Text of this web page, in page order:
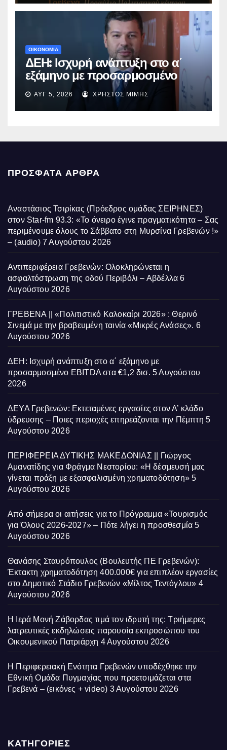
ΟΙΚΟΝΟΜΙΑ
ΔΕΗ: Ισχυρή ανάπτυξη στο α΄
εξάμηνο με προσαρμοσμένο
EBITDA στα €1,2 δισ.
ΑΥΓ 5, 2026 ΧΡΉΣΤΟΣ ΜΊΜΗΣ
ΠΡΌΣΦΑΤΑ ΆΡΘΡΑ
Αναστάσιος Τσιρίκας (Πρόεδρος ομάδας ΣΕΙΡΗΝΕΣ)
στον Star-fm 93.3: «Το όνειρο έγινε πραγματικότητα – Σας
περιμένουμε όλους το Σάββατο στη Μυρσίνα Γρεβενών !»
– (audio) 7 Αυγούστου 2026
Αντιπεριφέρεια Γρεβενών: Ολοκληρώνεται η
ασφαλτόστρωση της οδού Περιβόλι – Αβδέλλα 6
Αυγούστου 2026
ΓΡΕΒΕΝΑ || «Πολιτιστικό Καλοκαίρι 2026» : Θερινό
Σινεμά με την βραβευμένη ταινία «Μικρές Ανάσες». 6
Αυγούστου 2026
ΔΕΗ: Ισχυρή ανάπτυξη στο α΄ εξάμηνο με
προσαρμοσμένο EBITDA στα €1,2 δισ. 5 Αυγούστου
2026
ΔΕΥΑ Γρεβενών: Εκτεταμένες εργασίες στον Α’ κλάδο
ύδρευσης – Ποιες περιοχές επηρεάζονται την Πέμπτη 5
Αυγούστου 2026
ΠΕΡΙΦΕΡΕΙΑ ΔΥΤΙΚΗΣ ΜΑΚΕΔΟΝΙΑΣ || Γιώργος
Αμανατίδης για Φράγμα Νεστορίου: «Η δέσμευσή μας
γίνεται πράξη με εξασφαλισμένη χρηματοδότηση» 5
Αυγούστου 2026
Από σήμερα οι αιτήσεις για το Πρόγραμμα «Τουρισμός
για Όλους 2026-2027» – Πότε λήγει η προσθεσμία 5
Αυγούστου 2026
Θανάσης Σταυρόπουλος (Βουλευτής ΠΕ Γρεβενών):
Έκτακτη χρηματοδότηση 400.000€ για επιπλέον εργασίες
στο Δημοτικό Στάδιο Γρεβενών «Μίλτος Τεντόγλου» 4
Αυγούστου 2026
Η Ιερά Μονή Ζάβορδας τιμά τον ιδρυτή της: Τριήμερες
λατρευτικές εκδηλώσεις παρουσία εκπροσώπου του
Οικουμενικού Πατριάρχη 4 Αυγούστου 2026
Η Περιφερειακή Ενότητα Γρεβενών υποδέχθηκε την
Εθνική Ομάδα Πυγμαχίας που προετοιμάζεται στα
Γρεβενά – (εικόνες + video) 3 Αυγούστου 2026
ΚΑΤΗΓΟΡΙΕΣ